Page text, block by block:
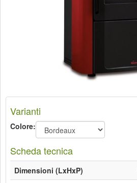
Varianti
Colore:
Scheda tecnica
Dimensioni (LxHxP)